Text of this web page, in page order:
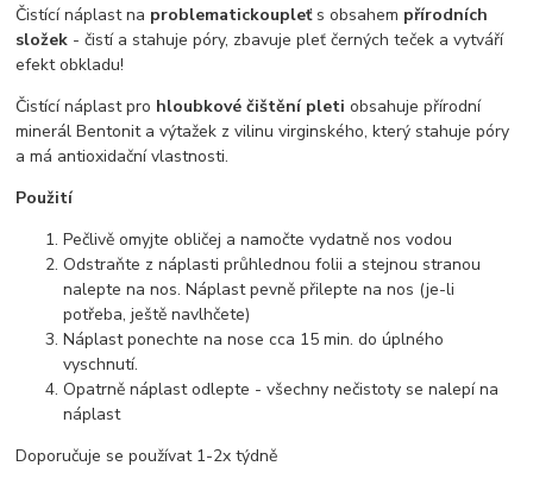
Čistící náplast na problematickoupleťs obsahem přírodních
složek - čistí a stahuje póry, zbavuje pleť černých teček a vytváří
efekt obkladu!
Čistící náplast pro hloubkové čištění pleti obsahuje přírodní
minerál Bentonit a výtažek z vilinu virginského, který stahuje póry
a má antioxidační vlastnosti.
Použití
Pečlivě omyjte obličej a namočte vydatně nos vodou
Odstraňte z náplasti průhlednou folii a stejnou stranou
nalepte na nos. Náplast pevně přilepte na nos (je-li
potřeba, ještě navlhčete)
Náplast ponechte na nose cca 15 min. do úplného
vyschnutí.
Opatrně náplast odlepte - všechny nečistoty se nalepí na
náplast
Doporučuje se používat 1-2x týdně